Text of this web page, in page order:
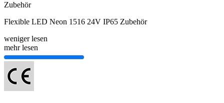
Zubehör
Flexible LED Neon 1516 24V IP65 Zubehör
weniger lesen
mehr lesen